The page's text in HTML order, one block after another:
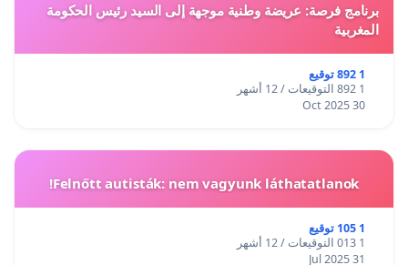
برنامج فرصة: عريضة وطنية موجهة إلى السيد رئيس الحكومة
المغربية
1 892 توقيع
1 892 التوقيعات / 12 أشهر
30 Oct 2025
Felnőtt autisták: nem vagyunk láthatatlanok!
1 105 توقيع
1 013 التوقيعات / 12 أشهر
31 Jul 2025